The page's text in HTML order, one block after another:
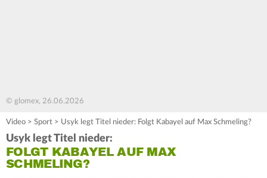
© glomex, 26.06.2026
Video > Sport > Usyk legt Titel nieder: Folgt Kabayel auf Max Schmeling?
Usyk legt Titel nieder:
FOLGT KABAYEL AUF MAX
SCHMELING?